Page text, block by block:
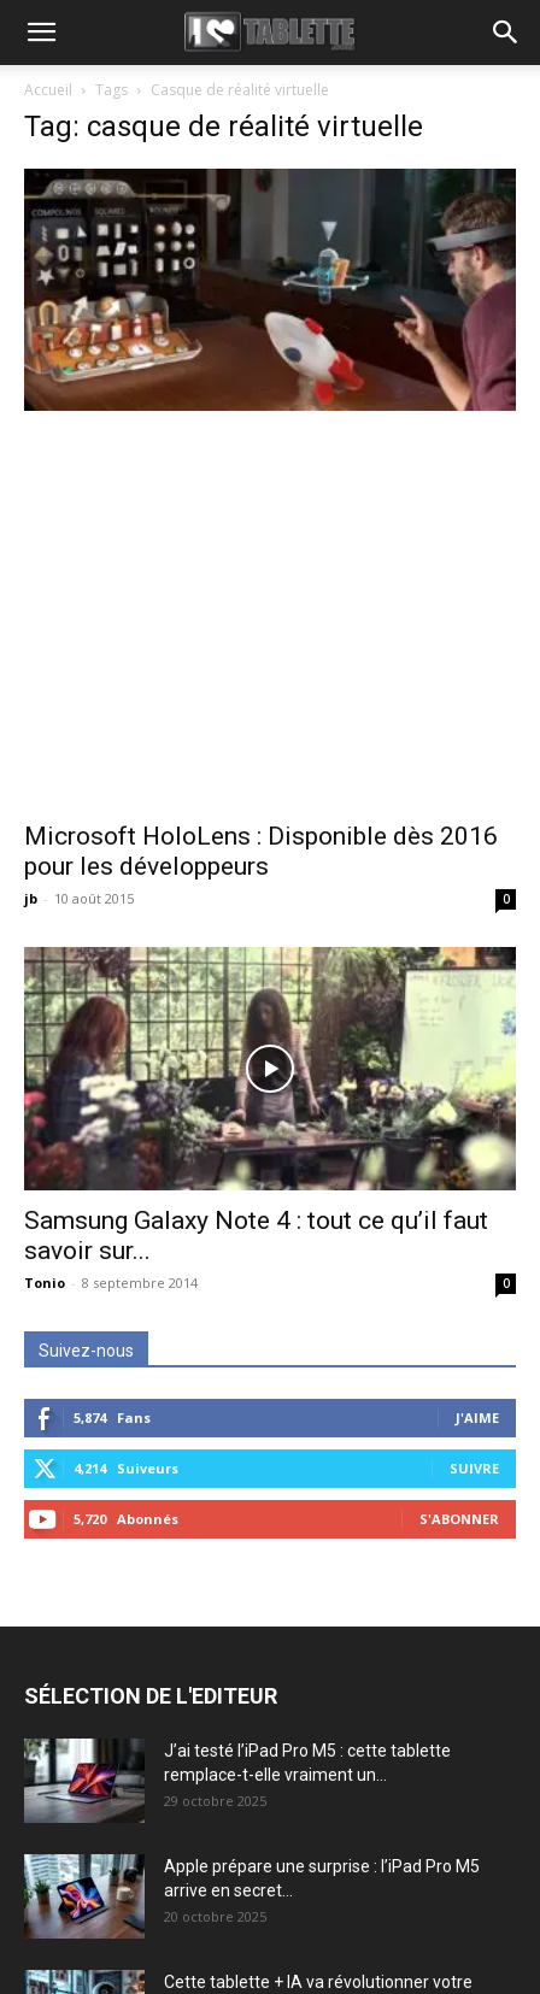
Accueil Tags Casque de réalité virtuelle
Tag: casque de réalité virtuelle
Microsoft HoloLens : Disponible dès 2016
pour les développeurs
jb - 10 août 2015 0
Samsung Galaxy Note 4 : tout ce qu’il faut
savoir sur...
Tonio - 8 septembre 2014 0
Suivez-nous
5,874 Fans J'AIME
4,214 Suiveurs SUIVRE
5,720 Abonnés S'ABONNER
SÉLECTION DE L'EDITEUR
J’ai testé l’iPad Pro M5 : cette tablette
remplace-t-elle vraiment un...
29 octobre 2025
Apple prépare une surprise : l’iPad Pro M5
arrive en secret...
20 octobre 2025
Cette tablette + IA va révolutionner votre